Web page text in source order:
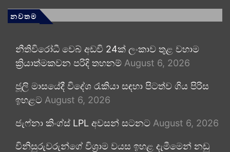
නවතම
නීතිවිරෝධී වෙබ් අඩවි 24ක් ලංකාව තුළ වහාම
ක්‍රියාත්මකවන පරිදි තහනම් August 6, 2026
ජූලි මාසයේදී විදේශ රැකියා සඳහා පිටත්ව ගිය පිරිස
ඉහළට August 6, 2026
ජැෆ්නා කිංග්ස් LPL අවසන් සටනට August 6, 2026
විනිසුරුවරුන්ගේ විශ්‍රාම වයස ඉහළ දැමීමෙන් නඩු